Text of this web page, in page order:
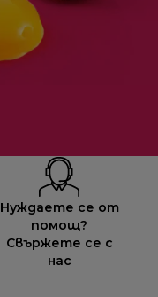
Нуждаете се от
помощ?
Свържете се с
нас